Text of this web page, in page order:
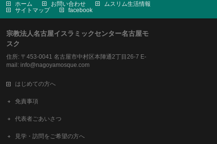
ホーム お問い合わせ
ムスリム生活情報
サイトマップ
facebook
宗教法人名古屋イスラミックセンター名古屋モ
スク
住所: 〒453-0041 名古屋市中村区本陣通2丁目26-7 E-
mail: info@nagoyamosque.com
はじめての方へ
免責事項
代表者ごあいさつ
見学・訪問をご希望の方へ